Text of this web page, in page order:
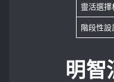
靈活選擇
階段性設
明智